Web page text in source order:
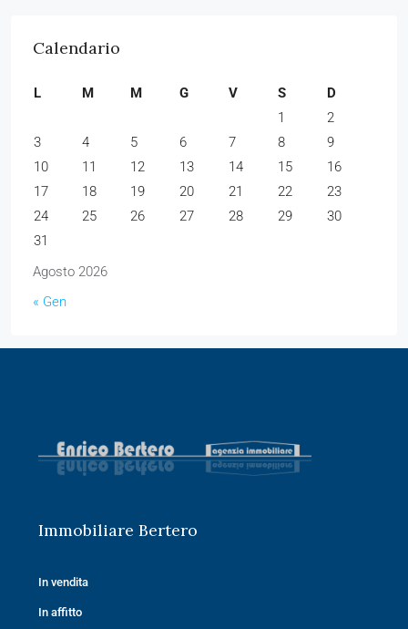
Calendario
Agosto 2026
L M M G V S
D
1
2
3
4 5 6 7 8
9
10
11 12 13 14 15
16
17
18 19 20 21 22
23
24
25 26 27 28 29
30
31
« Gen
Immobiliare Bertero
In vendita
In affitto